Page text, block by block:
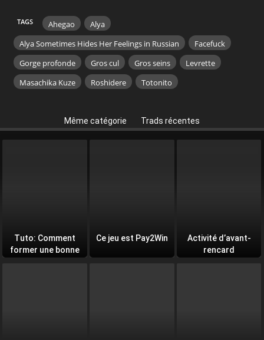
TAGS Ahegao
Alya
Alya Sometimes Hides Her Feelings in Russian
Facefuck
Gorge profonde
Gros cul Gros seins
Levrette
Masachika Kuze
Roshidere Totonito
Même catégorie Trads récentes
Tuto: Comment
former une bonne
Ce jeu est Pay2Win
Activité d’avant-
rencard